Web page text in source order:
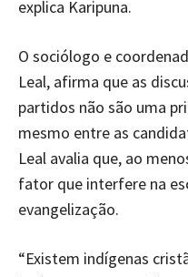
explica Karipuna.
O sociólogo e
Leal, afirma que as
partidos não são uma
mesmo entre as
Leal avalia que, ao
fator que interfere na
evangelização.
“Existem indígenas